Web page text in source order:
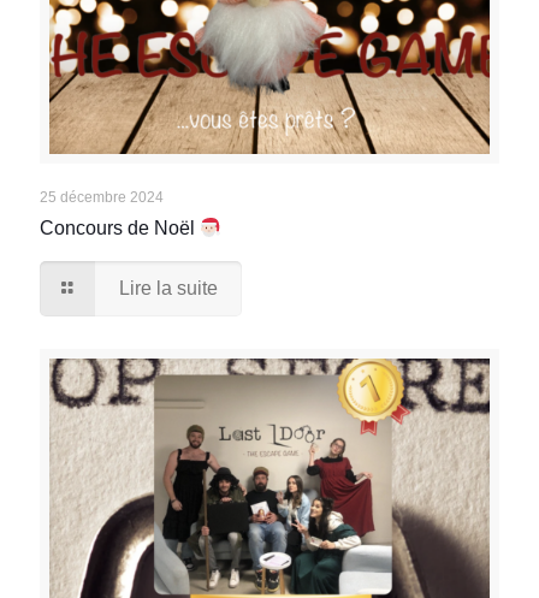
25 décembre 2024
Concours de Noël
Lire la suite